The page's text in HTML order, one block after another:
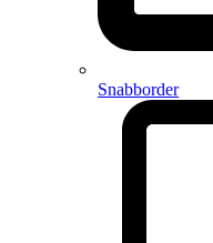
Snabborder